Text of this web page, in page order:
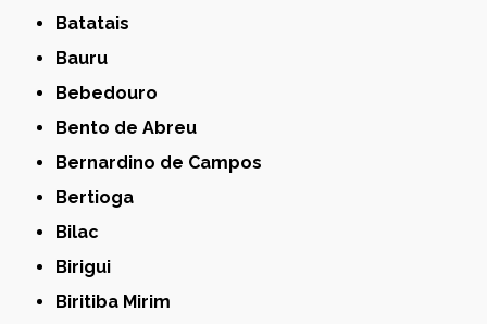
Batatais
Bauru
Bebedouro
Bento de Abreu
Bernardino de Campos
Bertioga
Bilac
Birigui
Biritiba Mirim